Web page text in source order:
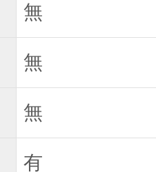
無
無
無
有